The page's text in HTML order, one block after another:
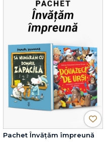
Pachet Învățăm împreună